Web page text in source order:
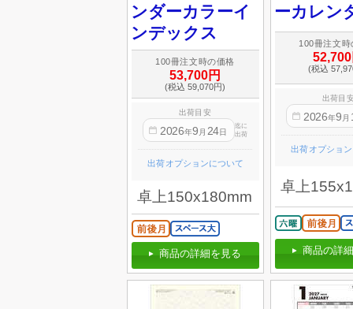
ンダーカラーイ
ンデックス
100冊注文時の価格
53,700円
(税込 59,070円)
出荷目安
2026年9 月 24日
迄に
出荷
出荷オプションについて
卓上150x180mm
商品の詳細を見る
ーカレン
100冊注文時
(税込
出荷目
2026年9 月
出荷オプショ
卓上
商品の詳